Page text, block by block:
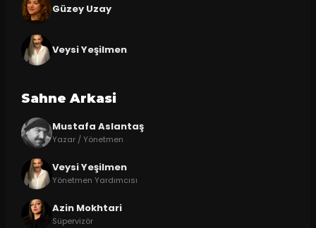
Güzey Uzay
Veysi Yeşilmen
Sahne Arkasi
Mustafa Aslantaş
Yazar / Yönetmen
Veysi Yeşilmen
Yönetmen Yardımcısı
Azin Mokhtari
Süpervizör